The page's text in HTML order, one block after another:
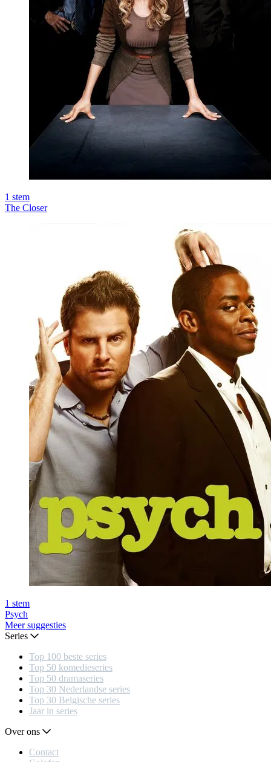
1 stem
The Closer
1 stem
Psych
Meer suggesties
Series
Top 100 beste series
Top 50 komedieseries
Top 50 dramaseries
Top 30 Nederlandse series
Top 30 Belgische series
Jaar in series
Over ons
Contact